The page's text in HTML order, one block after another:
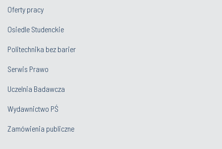
Oferty pracy
Osiedle Studenckie
Politechnika bez barier
Serwis Prawo
Uczelnia Badawcza
Wydawnictwo PŚ
Zamówienia publiczne